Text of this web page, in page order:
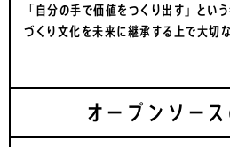
「自分の手で価値をつくり出す」とい
づくり文化を未来に継承する上で大切な
オープンソー